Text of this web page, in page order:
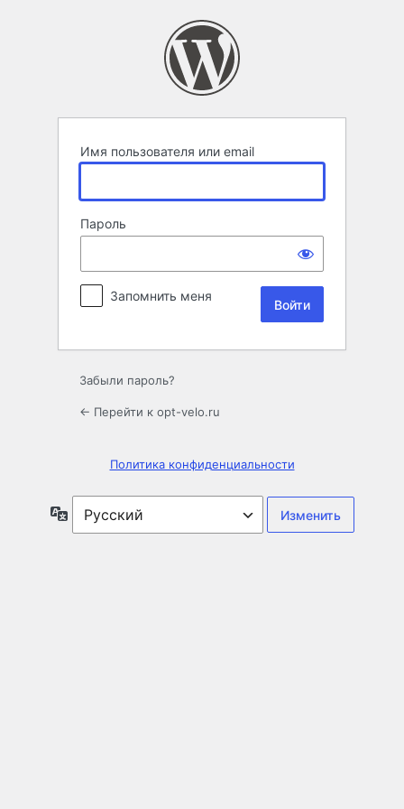
Имя пользователя или email
Пароль
Запомнить меня
Забыли пароль?
← Перейти к opt-velo.ru
Политика конфиденциальности
Язык